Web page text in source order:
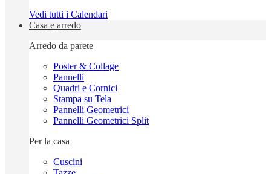
Vedi tutti i Calendari
Casa e arredo
Arredo da parete
Poster & Collage
Pannelli
Quadri e Cornici
Stampa su Tela
Pannelli Geometrici
Pannelli Geometrici Split
Per la casa
Cuscini